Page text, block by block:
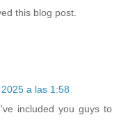
this blog post.
a las 1:58
included you guys to